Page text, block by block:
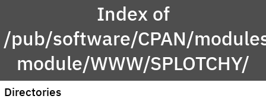
Index of
/pub/software/CPAN/
module/WWW/SPLOTCHY/
Directories